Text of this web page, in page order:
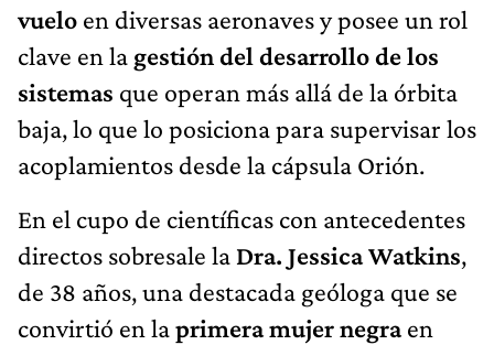
vuelo en diversas aeronaves y posee un rol
clave en la gestión del desarrollo de los
sistemas que operan más allá de la órbita
baja, lo que lo posiciona para supervisar los
acoplamientos desde la cápsula Orión.
En el cupo de científicas con antecedentes
directos sobresale la Dra. Jessica Watkins,
de 38 años, una destacada geóloga que se
convirtió en laprimera mujer negraen